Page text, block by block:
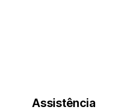
Assistência